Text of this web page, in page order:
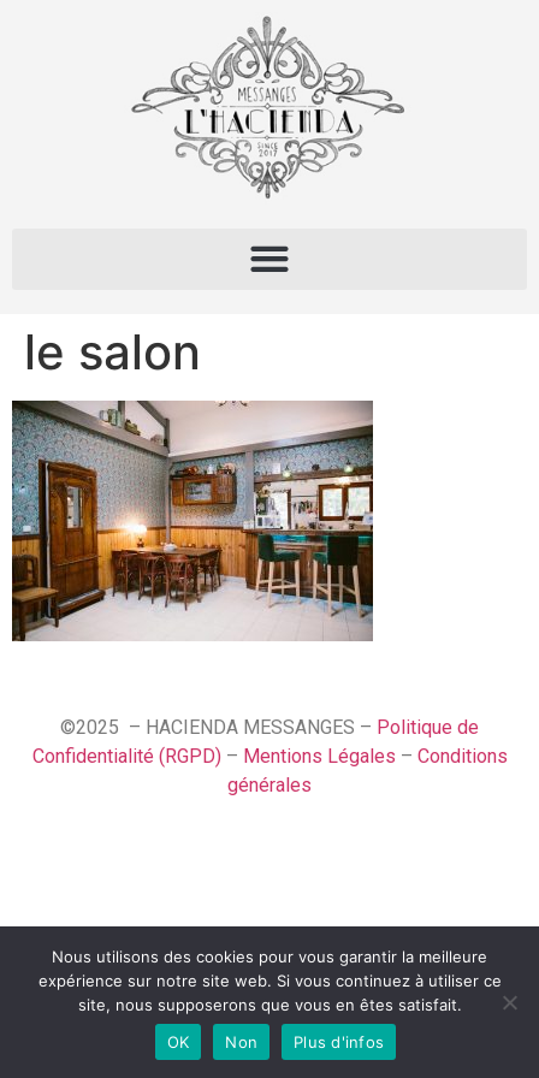
le salon
©2025 – HACIENDA MESSANGES – Politique de
Confidentialité (RGPD)– Mentions Légales – Conditions
générales
Español
Français
English (UK)
Nous utilisons des cookies pour vous garantir la meilleure
expérience sur notre site web. Si vous continuez à utiliser ce
site, nous supposerons que vous en êtes satisfait.
OK
Non Plus d'infos